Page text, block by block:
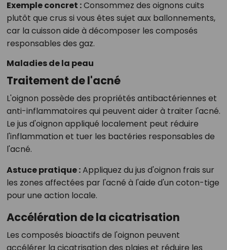
Exemple concret :Consommez des oignons cuits
plutôt que crus si vous êtes sujet aux ballonnements,
car la cuisson aide à décomposer les composés
responsables des gaz.
Maladies de la peau
Traitement de l'acné
L'oignon possède des propriétés antibactériennes et
anti-inflammatoires qui peuvent aider à traiter l'acné.
Le jus d'oignon appliqué localement peut réduire
l'inflammation et tuer les bactéries responsables de
l'acné.
Astuce pratique :Appliquez du jus d'oignon frais sur
les zones affectées par l'acné à l'aide d'un coton-tige
pour une action locale.
Accélération de la cicatrisation
Les composés bioactifs de l'oignon peuvent
accélérer la cicatrisation des plaies et réduire les